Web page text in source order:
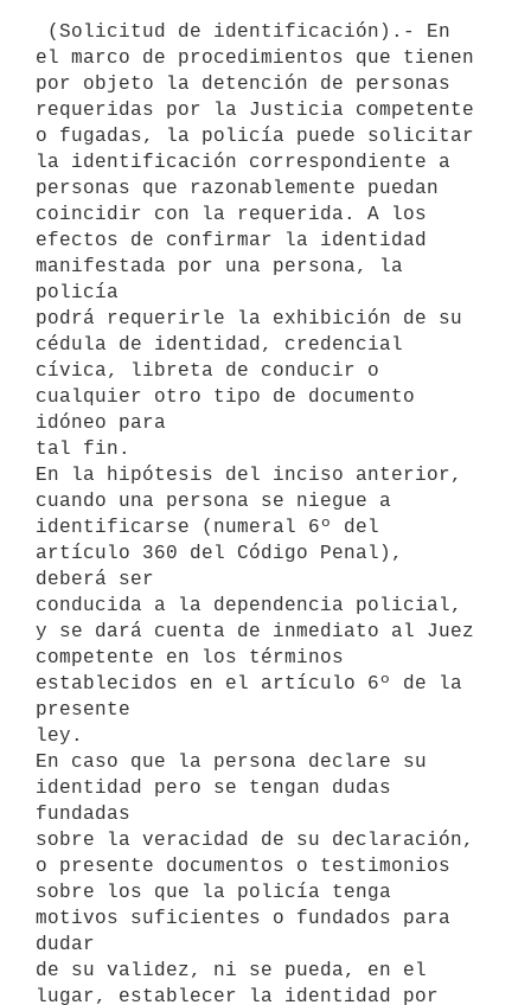
el marco de procedimientos que tienen
por objeto la detención de personas
requeridas por la Justicia competente
o fugadas, la policía puede solicitar
la identificación correspondiente a
personas que razonablemente puedan
coincidir con la requerida. A los
efectos de confirmar la identidad
manifestada por una persona, la
policía
podrá requerirle la exhibición de su
cédula de identidad, credencial
cívica, libreta de conducir o
cualquier otro tipo de documento
idóneo para
tal fin.
En la hipótesis del inciso anterior,
cuando una persona se niegue a
identificarse (numeral 6º del
artículo 360 del Código Penal),
deberá ser
conducida a la dependencia policial,
y se dará cuenta de inmediato al Juez
competente en los términos
establecidos en el artículo 6º de la
presente
ley.
En caso que la persona declare su
identidad pero se tengan dudas
fundadas
sobre la veracidad de su declaración,
o presente documentos o testimonios
sobre los que la policía tenga
motivos suficientes o fundados para
dudar
de su validez, ni se pueda, en el
lugar, establecer la identidad por